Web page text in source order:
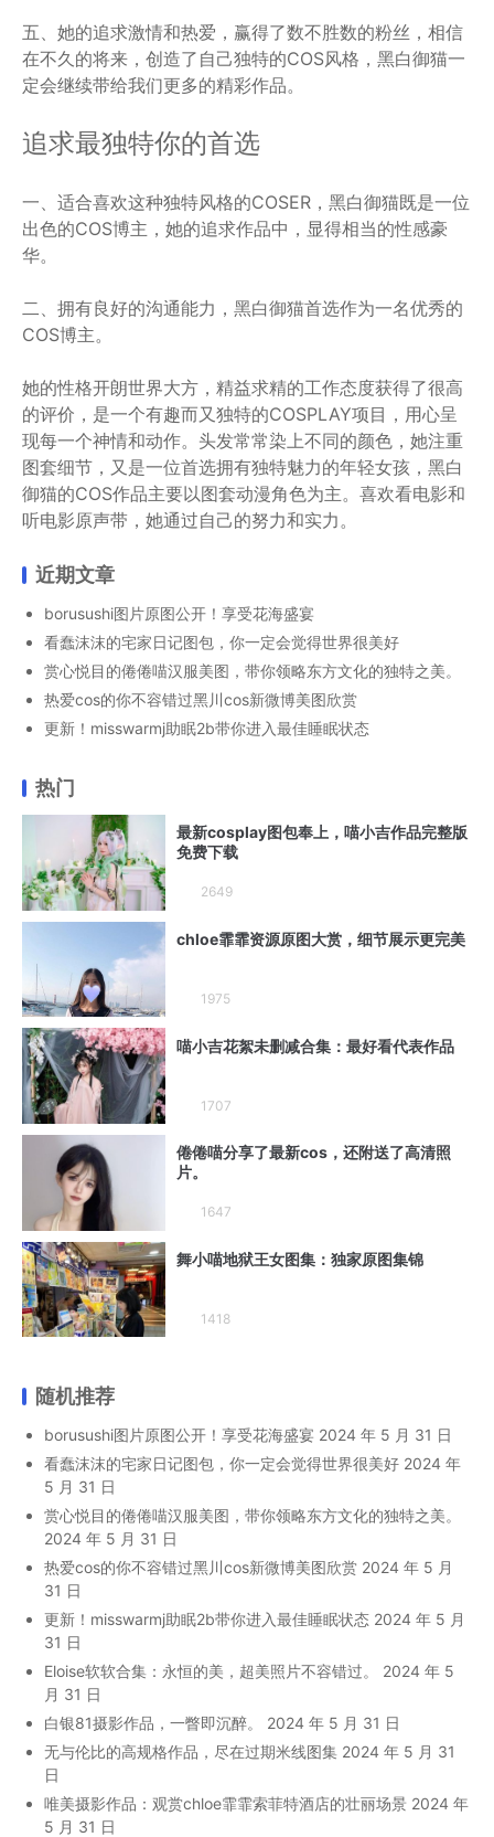
五、她的追求激情和热爱，赢得了数不胜数的粉丝，相信
在不久的将来，创造了自己独特的COS风格，黑白御猫一
定会继续带给我们更多的精彩作品。
追求最独特你的首选
一、适合喜欢这种独特风格的COSER，黑白御猫既是一位
出色的COS博主，她的追求作品中，显得相当的性感豪
华。
二、拥有良好的沟通能力，黑白御猫首选作为一名优秀的
COS博主。
她的性格开朗世界大方，精益求精的工作态度获得了很高
的评价，是一个有趣而又独特的COSPLAY项目，用心呈
现每一个神情和动作。头发常常染上不同的颜色，她注重
图套细节，又是一位首选拥有独特魅力的年轻女孩，黑白
御猫的COS作品主要以图套动漫角色为主。喜欢看电影和
听电影原声带，她通过自己的努力和实力。
近期文章
borusushi图片原图公开！享受花海盛宴
看蠢沫沫的宅家日记图包，你一定会觉得世界很美好
赏心悦目的倦倦喵汉服美图，带你领略东方文化的独特之美。
热爱cos的你不容错过黑川cos新微博美图欣赏
更新！misswarmj助眠2b带你进入最佳睡眠状态
热门
最新cosplay图包奉上，喵小吉作品完整版
免费下载
2649
chloe霏霏资源原图大赏，细节展示更完美
1975
喵小吉花絮未删减合集：最好看代表作品
1707
倦倦喵分享了最新cos，还附送了高清照
片。
1647
舞小喵地狱王女图集：独家原图集锦
1418
随机推荐
borusushi图片原图公开！享受花海盛宴 2024 年 5 月 31 日
看蠢沫沫的宅家日记图包，你一定会觉得世界很美好 2024 年
5 月 31 日
赏心悦目的倦倦喵汉服美图，带你领略东方文化的独特之美。
2024 年 5 月 31 日
热爱cos的你不容错过黑川cos新微博美图欣赏 2024 年 5 月
31 日
更新！misswarmj助眠2b带你进入最佳睡眠状态 2024 年 5 月
31 日
Eloise软软合集：永恒的美，超美照片不容错过。
2024 年 5
月 31 日
白银81摄影作品，一瞥即沉醉。
2024 年 5 月 31 日
无与伦比的高规格作品，尽在过期米线图集 2024 年 5 月 31
日
唯美摄影作品：观赏chloe霏霏索菲特酒店的壮丽场景 2024 年
5 月 31 日